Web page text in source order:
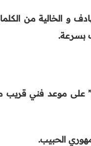
و الخالية من
بسرعة.
على موعد فني قريب
الحبيب.